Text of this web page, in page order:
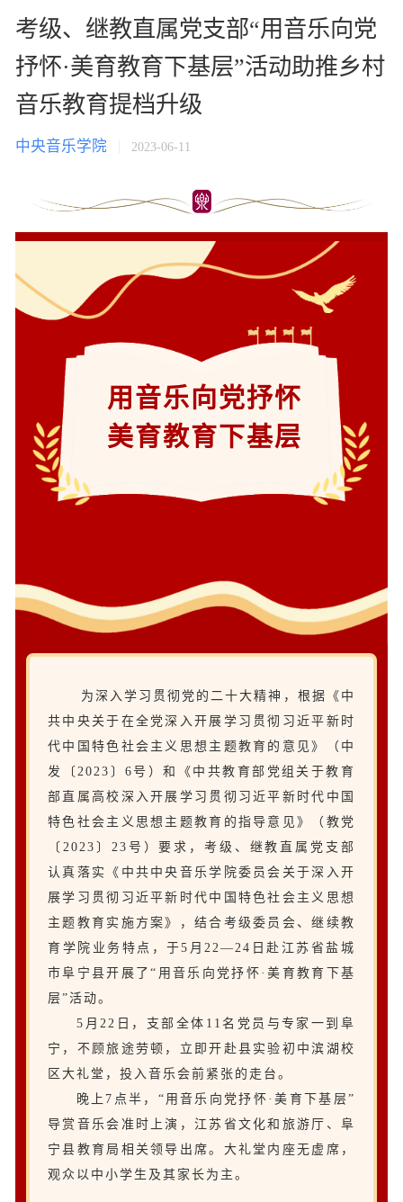
考级、继教直属党支部“用音乐向党
抒怀·美育教育下基层”活动助推乡村
音乐教育提档升级
中央音乐学院 2023-06-11
用音乐向党抒怀
美育教育下基层
为深入学习贯彻党的二十大精神，根据《中
共中央关于在全党深入开展学习贯彻习近平新时
代中国特色社会主义思想主题教育的意见》（中
发〔2023〕6号）和《中共教育部党组关于教育
部直属高校深入开展学习贯彻习近平新时代中国
特色社会主义思想主题教育的指导意见》（教党
〔2023〕23号）要求，考级、继教直属党支部
认真落实《中共中央音乐学院委员会关于深入开
展学习贯彻习近平新时代中国特色社会主义思想
主题教育实施方案》，结合考级委员会、继续教
育学院业务特点，于5月22—24日赴江苏省盐城
市阜宁县开展了“用音乐向党抒怀·美育教育下基
层”活动。
5月22日，支部全体11名党员与专家一到阜
宁，不顾旅途劳顿，立即开赴县实验初中滨湖校
区大礼堂，投入音乐会前紧张的走台。
晚上7点半，“用音乐向党抒怀·美育下基层”
导赏音乐会准时上演，江苏省文化和旅游厅、阜
宁县教育局相关领导出席。大礼堂内座无虚席，
观众以中小学生及其家长为主。